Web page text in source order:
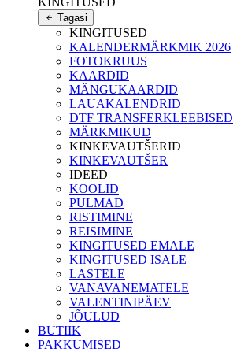
Tagasi
KINGITUSED
KALENDERMÄRKMIK 2026
FOTOKRUUS
KAARDID
MÄNGUKAARDID
LAUAKALENDRID
DTF TRANSFERKLEEBISED
MÄRKMIKUD
KINKEVAUTŠERID
KINKEVAUTŠER
IDEED
KOOLID
PULMAD
RISTIMINE
REISIMINE
KINGITUSED EMALE
KINGITUSED ISALE
LASTELE
VANAVANEMATELE
VALENTINIPÄEV
JÕULUD
BUTIIK
PAKKUMISED